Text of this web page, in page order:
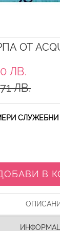
ОТ
ЛВ.
ЛВ.
СЛУЖЕБНИ
В